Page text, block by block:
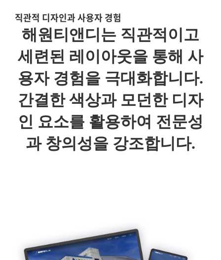
직관적 디자인과 사용자 경험
해원티앤디는 직관적이고
세련된 레이아웃을 통해 사
용자 경험을 극대화합니다.
간결한 색상과 모던한 디자
인 요소를 활용하여 전문성
과 창의성을 강조합니다.